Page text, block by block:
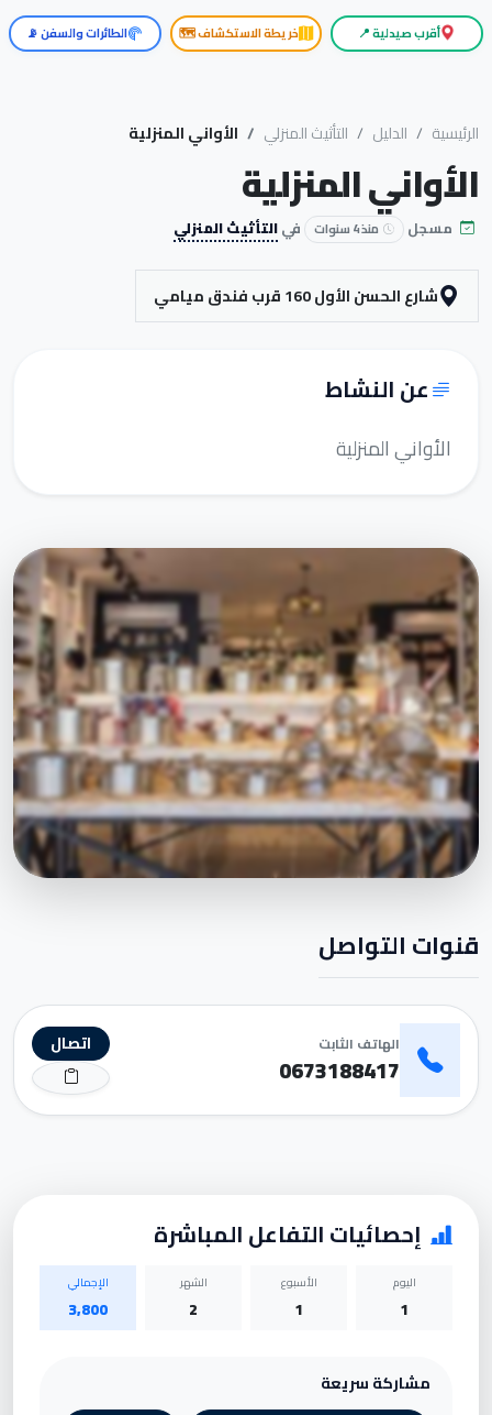
أقرب صيدلية 📍 خريطة الاستكشاف 🗺️ الطائرات والسفن 📡
الرئيسية الدليل التأثيث المنزلي الأواني المنزلية
الأواني المنزلية
مسجل منذ 4 سنوات فيالتأثيث المنزلي
شارع الحسن الأول 160 قرب فندق ميامي
عن النشاط
الأواني المنزلية
قنوات التواصل
الهاتف الثابت
0673188417
اتصال
إحصائيات التفاعل المباشرة
اليوم
1
الأسبوع
1
الشهر
2
الإجمالي
3,800
مشاركة سريعة